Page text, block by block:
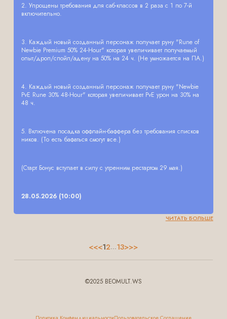
2. Упрощены требования для саб-классов в 2 раза с 1 по 7-й
включительно.
3. Каждый новый созданный персонаж получает руну "Rune of
Newbie Premium 50% 24-Hour" которая увеличивает получаемый
опыт/дроп/спойл/адену на 50% на 24 ч. (Не умножается на ПА.)
4. Каждый новый созданный персонаж получает руну "Newbie
PvE Rune 30% 48-Hour" которая увеличивает PvE урон на 30% на
48 ч.
5. Включена посадка оффлайн-баффера без требования списков
ников. (То есть бафаться смогут все.)
(Старт Бонус вступает в силу с утренним рестартом 29 мая.)
28.05.2026 (10:00)
ЧИТАТЬ БОЛЬШЕ
<<<12...13>>>
©2025 BEOMULT.WS